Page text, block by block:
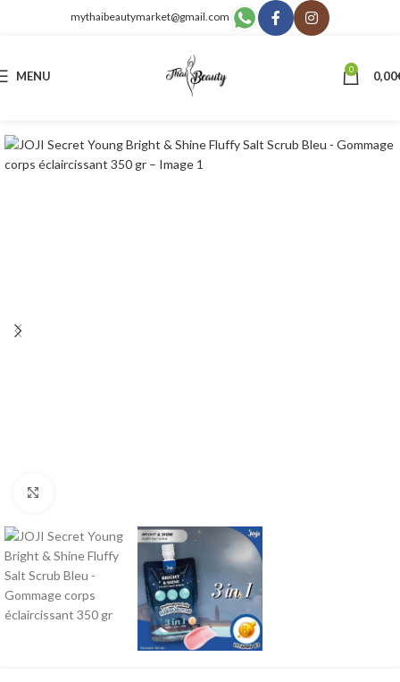
mythaibeautymarket@gmail.com
MENU 0 0,00